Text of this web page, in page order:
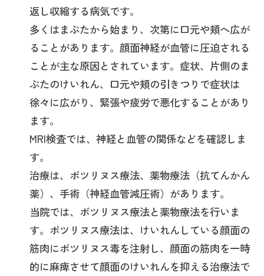
返し収縮する病気です。
多くはまぶたから始まり、次第に口元や頬へ広が
ることがあります。顔面神経が血管に圧迫される
ことが主な原因とされています。症状、片側のま
ぶたのけいれん、口元や頬の引きつりで症状は
徐々に広がり、緊張や疲労で悪化することがあり
ます。
MRI検査では、神経と血管の関係などを確認しま
す。
治療は、ボツリヌス療法、薬物療法（抗てんかん
薬）、手術（神経血管減圧術）があります。
当院では、ボツリヌス療法と薬物療法を行いま
す。ボツリヌス療法は、けいれんしている顔面の
筋肉にボツリヌス毒を注射し、顔面の筋肉を一時
的に麻痺させて顔面のけいれんを抑える治療法で